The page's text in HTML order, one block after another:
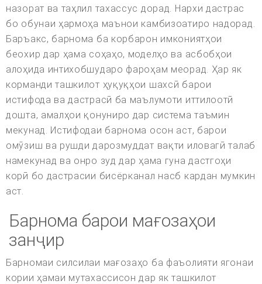
назорат ва таҳлил тахассус дорад. Нархи дастрас
бо обунаи ҳармоҳа маънои камбизоатиро надорад.
Баръакс, барнома ба корбарон имкониятҳои
беохир дар ҳама соҳаҳо, моделҳо ва асбобҳои
алоҳида интихобшударо фароҳам меорад. Ҳар як
корманди ташкилот ҳуқуқҳои шахсӣ барои
истифода ва дастрасӣ ба маълумоти иттилоотӣ
дошта, амалҳои қонуниро дар система таъмин
мекунад. Истифодаи барнома осон аст, барои
омӯзиш ва рушди дарозмуддат вақти иловагӣ талаб
намекунад ва онро зуд дар ҳама гуна дастгоҳи
корӣ бо дастрасии бисёрканал насб кардан мумкин
аст.
Барнома барои мағозаҳои
занҷир
Барномаи силсилаи мағозаҳо ба фаъолияти ягонаи
кории ҳамаи мутахассисон дар як ташкилот